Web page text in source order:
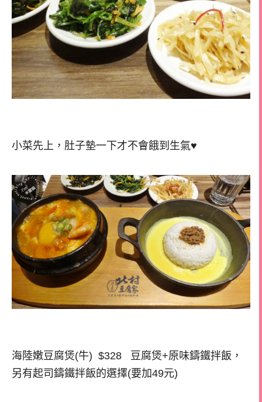
小菜先上，肚子墊一下才不會餓到生氣♥
海陸嫩豆腐煲(牛) $328 豆腐煲+原味鑄鐵拌飯，
另有起司鑄鐵拌飯的選擇(要加49元)